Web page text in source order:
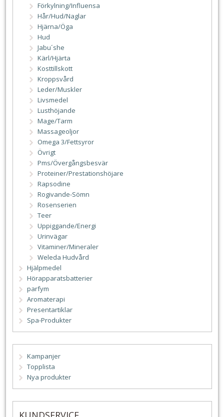
Förkylning/Influensa
Hår/Hud/Naglar
Hjärna/Öga
Hud
Jabu´she
Kärl/Hjärta
Kosttillskott
Kroppsvård
Leder/Muskler
Livsmedel
Lusthöjande
Mage/Tarm
Massageoljor
Omega 3/Fettsyror
Övrigt
Pms/Övergångsbesvär
Proteiner/Prestationshöjare
Rapsodine
Rogivande-Sömn
Rosenserien
Teer
Uppiggande/Energi
Urinvägar
Vitaminer/Mineraler
Weleda Hudvård
Hjälpmedel
Hörapparatsbatterier
parfym
Aromaterapi
Presentartiklar
Spa-Produkter
Kampanjer
Topplista
Nya produkter